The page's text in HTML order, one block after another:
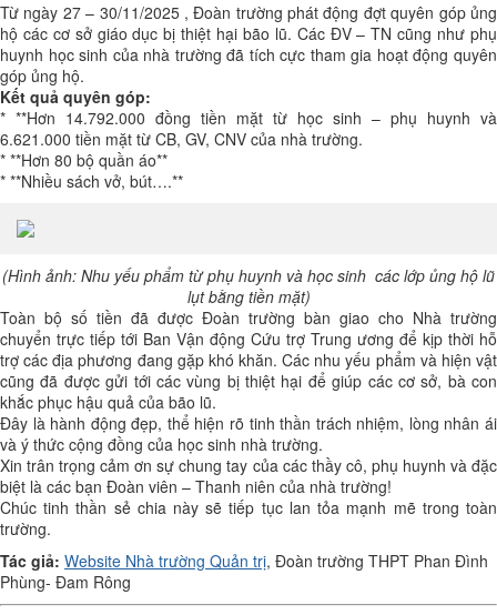
Từ ngày 27 – 30/11/2025 , Đoàn trường phát động đợt quyên góp ủng
hộ các cơ sở giáo dục bị thiệt hại bão lũ. Các ĐV – TN cũng như phụ
huynh học sinh của nhà trường đã tích cực tham gia hoạt động quyên
góp ủng hộ.
Kết quả quyên góp:
* **Hơn 14.792.000 đồng tiền mặt từ học sinh – phụ huynh và
6.621.000 tiền mặt từ CB, GV, CNV của nhà trường.
* **Hơn 80 bộ quần áo**
* **Nhiều sách vở, bút….**
(Hình ảnh: Nhu yếu phẩm từ phụ huynh và học sinh các lớp ủng hộ lũ
lụt bằng tiền mặt)
Toàn bộ số tiền đã được Đoàn trường bàn giao cho Nhà trường
chuyển trực tiếp tới Ban Vận động Cứu trợ Trung ương để kịp thời hỗ
trợ các địa phương đang gặp khó khăn. Các nhu yếu phẩm và hiện vật
cũng đã được gửi tới các vùng bị thiệt hại để giúp các cơ sở, bà con
khắc phục hậu quả của bão lũ.
Đây là hành động đẹp, thể hiện rõ tinh thần trách nhiệm, lòng nhân ái
và ý thức cộng đồng của học sinh nhà trường.
Xin trân trọng cảm ơn sự chung tay của các thầy cô, phụ huynh và đặc
biệt là các bạn Đoàn viên – Thanh niên của nhà trường!
Chúc tinh thần sẻ chia này sẽ tiếp tục lan tỏa mạnh mẽ trong toàn
trường.
Tác giả: Website Nhà trường Quản trị, Đoàn trường THPT Phan Đình
Phùng- Đam Rông